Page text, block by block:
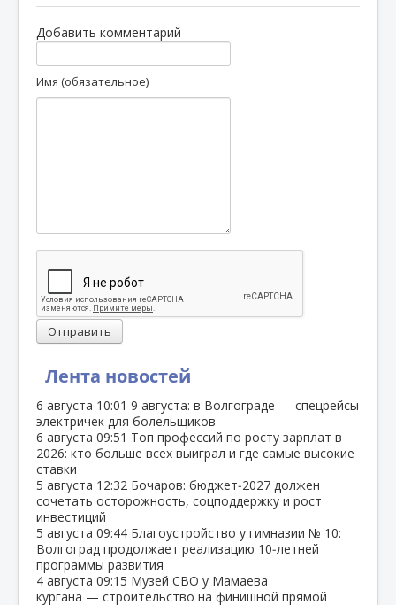
Лента новостей
6 августа 10:01 9 августа: в Волгограде — спецрейсы
электричек для болельщиков
6 августа 09:51 Топ профессий по росту зарплат в
2026: кто больше всех выиграл и где самые высокие
ставки
5 августа 12:32 Бочаров: бюджет‑2027 должен
сочетать осторожность, соцподдержку и рост
инвестиций
5 августа 09:44 Благоустройство у гимназии № 10:
Волгоград продолжает реализацию 10‑летней
программы развития
4 августа 09:15 Музей СВО у Мамаева
кургана — строительство на финишной прямой
Добавить комментарий
Имя (обязательное)
Отправить